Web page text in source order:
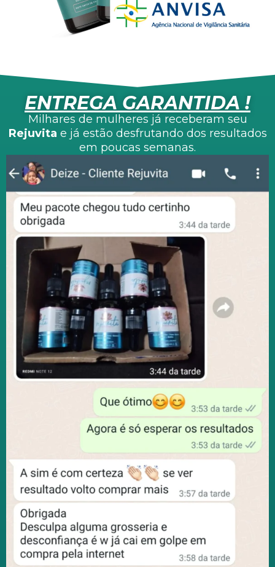
ENTREGA GARANTIDA !
Milhares de mulheres já receberam seu
Rejuvita e já estão desfrutando dos resultados
em poucas semanas.